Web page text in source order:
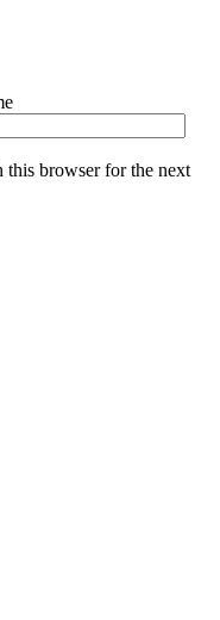
this browser for the next